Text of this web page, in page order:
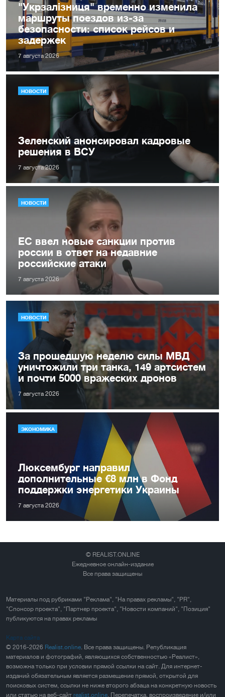
"Укрзалізниця" временно изменила
маршруты поездов из-за
безопасности: список рейсов и
задержек
7 августа 2026
НОВОСТИ
Зеленский анонсировал кадровые
решения в ВСУ
7 августа 2026
НОВОСТИ
ЕС ввел новые санкции против
россии в ответ на недавние
российские атаки
7 августа 2026
НОВОСТИ
За прошедшую неделю силы МВД
уничтожили три танка, 149 артсистем
и почти 5000 вражеских дронов
7 августа 2026
ЭКОНОМИКА
Люксембург направил
дополнительные €8 млн в Фонд
поддержки энергетики Украины
7 августа 2026
© REALIST.ONLINE
Ежедневное онлайн-издание
Все права защищены
Материалы под рубриками "Реклама", "На правах рекламы", "PR",
"Спонсор проекта", "Партнер проекта", "Новости компаний", "Позиция"
публикуются на правах рекламы
Карта сайта
© 2016-2026 Realist.online. Все права защищены. Републикация
материалов и фотографий, являющихся собственностью «Реалист»,
возможна только при условии прямой ссылки на сайт. Для интернет-
изданий обязательным является размещение прямой, открытой для
поисковых систем, ссылки не ниже второго абзаца на конкретную новость
или статью на веб-сайт realist.online. Перепечатка, воспроизведение и/или